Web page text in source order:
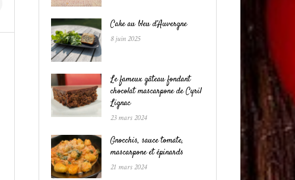
Cake au bleu d’Auvergne
8 juin 2025
Le fameux gâteau fondant
chocolat mascarpone de Cyril
Lignac
23 mars 2024
Gnocchis, sauce tomate,
mascarpone et épinards
21 mars 2024